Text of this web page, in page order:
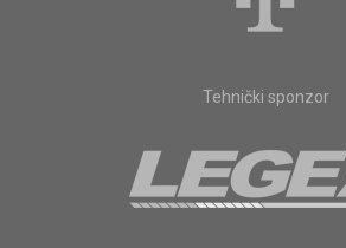
Tehnički sponzor